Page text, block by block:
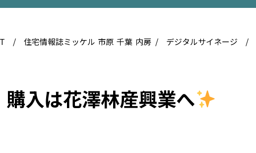
住宅情報誌ミッケル 市原 千葉 内房 デジタルサイネージ
入は花澤林産興業へ